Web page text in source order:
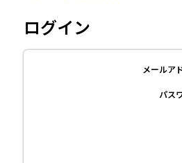
ログイン
メールア
パス